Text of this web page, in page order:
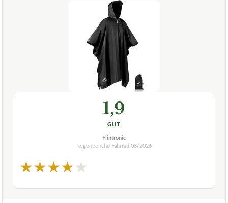
1,9
GUT
Flintronic
Regenponcho Fahrrad 08/2026
★★★★★